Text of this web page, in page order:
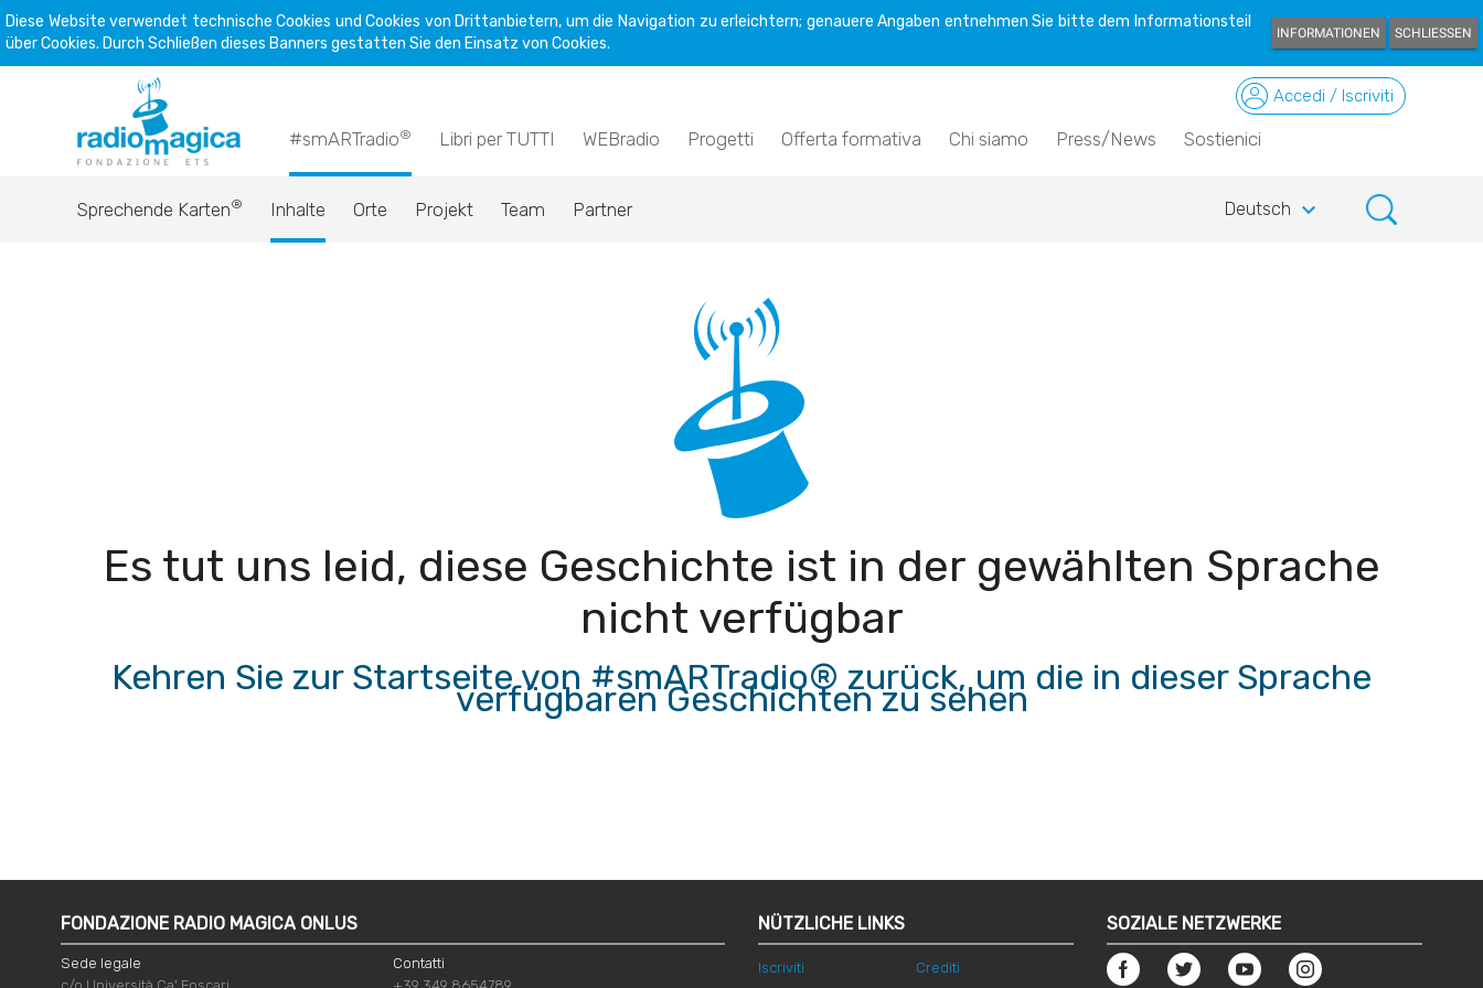
Diese Website verwendet technische Cookies und Cookies von Drittanbietern, um die Navigation zu erleichtern; genauere Angaben entnehmen Sie bitte dem Informationsteil
über Cookies. Durch Schließen dieses Banners gestatten Sie den Einsatz von Cookies.
INFORMATIONEN SCHLIESSEN
#smARTradio® Libri per TUTTI WEBradio Progetti Offerta formativa Chi siamo Press/News Sostienici
Accedi / Iscriviti
Sprechende Karten® Inhalte Orte Projekt Team Partner Deutsch keyboard_arrow_down
Es tut uns leid, diese Geschichte ist in der gewählten Sprache
nicht verfügbar
Kehren Sie zur Startseite von #smARTradio® zurück, um die in dieser Sprache
verfügbaren Geschichten zu sehen
FONDAZIONE RADIO MAGICA ONLUS
Sede legale
Contatti
NÜTZLICHE LINKS
Iscriviti Crediti
SOZIALE NETZWERKE